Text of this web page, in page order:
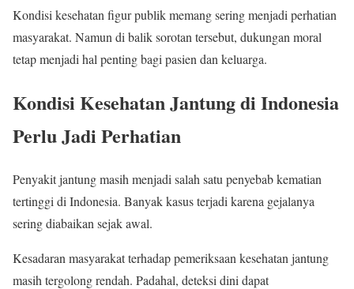
Kondisi kesehatan figur publik memang sering menjadi perhatian
masyarakat. Namun di balik sorotan tersebut, dukungan moral
tetap menjadi hal penting bagi pasien dan keluarga.
Kondisi Kesehatan Jantung di Indonesia
Perlu Jadi Perhatian
Penyakit jantung masih menjadi salah satu penyebab kematian
tertinggi di Indonesia. Banyak kasus terjadi karena gejalanya
sering diabaikan sejak awal.
Kesadaran masyarakat terhadap pemeriksaan kesehatan jantung
masih tergolong rendah. Padahal, deteksi dini dapat